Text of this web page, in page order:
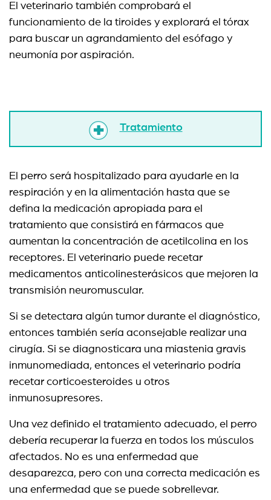
El veterinario también comprobará el
funcionamiento de la tiroides y explorará el tórax
para buscar un agrandamiento del esófago y
neumonía por aspiración.
Tratamiento
El perro será hospitalizado para ayudarle en la
respiración y en la alimentación hasta que se
defina la medicación apropiada para el
tratamiento que consistirá en fármacos que
aumentan la concentración de acetilcolina en los
receptores. El veterinario puede recetar
medicamentos anticolinesterásicos que mejoren la
transmisión neuromuscular.
Si se detectara algún tumor durante el diagnóstico,
entonces también sería aconsejable realizar una
cirugía. Si se diagnosticara una miastenia gravis
inmunomediada, entonces el veterinario podría
recetar corticoesteroides u otros
inmunosupresores.
Una vez definido el tratamiento adecuado, el perro
debería recuperar la fuerza en todos los músculos
afectados. No es una enfermedad que
desaparezca, pero con una correcta medicación es
una enfermedad que se puede sobrellevar.